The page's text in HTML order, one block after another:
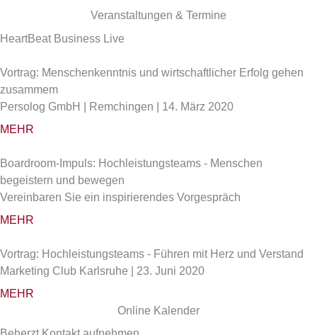
Veranstaltungen & Termine
HeartBeat Business Live
Vortrag: Menschenkenntnis und wirtschaftlicher Erfolg gehen
zusammem
Persolog GmbH | Remchingen | 14. März 2020
MEHR
Boardroom-Impuls: Hochleistungsteams - Menschen
begeistern und bewegen
Vereinbaren Sie ein inspirierendes Vorgespräch
MEHR
Vortrag: Hochleistungsteams - Führen mit Herz und Verstand
Marketing Club Karlsruhe | 23. Juni 2020
MEHR
Online Kalender